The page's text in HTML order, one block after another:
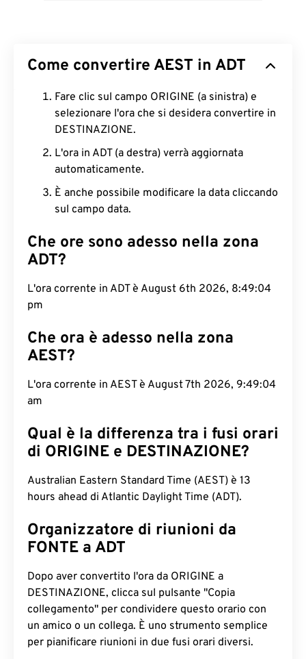
Come convertire AEST in ADT
Fare clic sul campo ORIGINE (a sinistra) e
selezionare l'ora che si desidera convertire in
DESTINAZIONE.
L'ora in ADT (a destra) verrà aggiornata
automaticamente.
È anche possibile modificare la data cliccando
sul campo data.
Che ore sono adesso nella zona
ADT?
L'ora corrente in ADT è August 6th 2026, 8:49:05
pm
Che ora è adesso nella zona
AEST?
L'ora corrente in AEST è August 7th 2026, 9:49:05
am
Qual è la differenza tra i fusi orari
di ORIGINE e DESTINAZIONE?
Australian Eastern Standard Time (AEST) è 13
hours ahead di Atlantic Daylight Time (ADT).
Organizzatore di riunioni da
FONTE a ADT
Dopo aver convertito l'ora da ORIGINE a
DESTINAZIONE, clicca sul pulsante "Copia
collegamento" per condividere questo orario con
un amico o un collega. È uno strumento semplice
per pianificare riunioni in due fusi orari diversi.